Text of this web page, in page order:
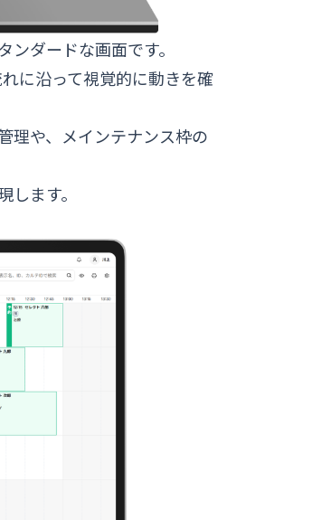
ダードな画面です。
に沿って視覚的に動きを確
理や、メインテナンス枠の
ます。